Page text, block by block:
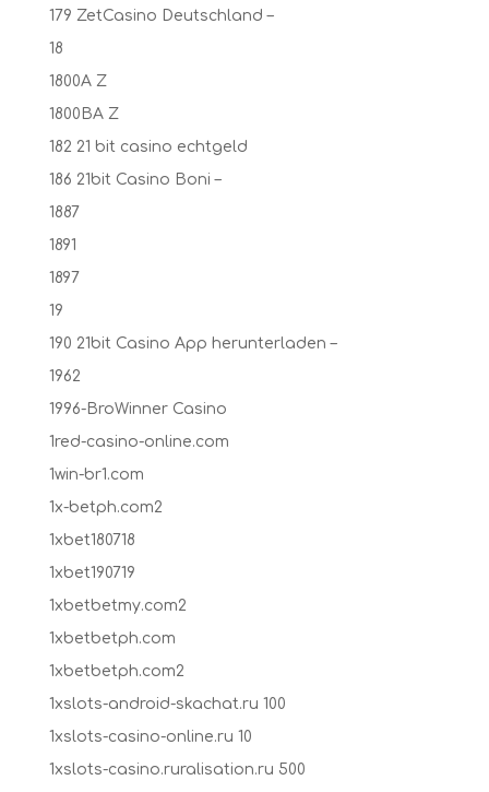
179 ZetCasino Deutschland –
18
1800A Z
1800BA Z
182 21 bit casino echtgeld
186 21bit Casino Boni –
1887
1891
1897
19
190 21bit Casino App herunterladen –
1962
1996-BroWinner Casino
1red-casino-online.com
1win-br1.com
1x-betph.com2
1xbet180718
1xbet190719
1xbetbetmy.com2
1xbetbetph.com
1xbetbetph.com2
1xslots-android-skachat.ru 100
1xslots-casino-online.ru 10
1xslots-casino.ruralisation.ru 500